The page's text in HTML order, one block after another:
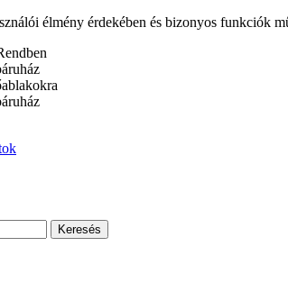
élmény érdekében és bizonyos funkciók